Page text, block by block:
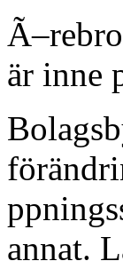
är inne
annat.